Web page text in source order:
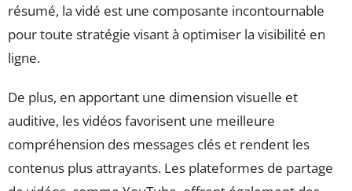
résumé, la vidé est une composante incontournable
pour toute stratégie visant à optimiser la visibilité en
ligne.
De plus, en apportant une dimension visuelle et
auditive, les vidéos favorisent une meilleure
compréhension des messages clés et rendent les
contenus plus attrayants. Les plateformes de partage